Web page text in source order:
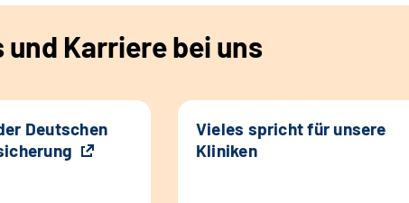
Karriere bei uns
Deutschen
Vieles spricht für unsere
Kliniken